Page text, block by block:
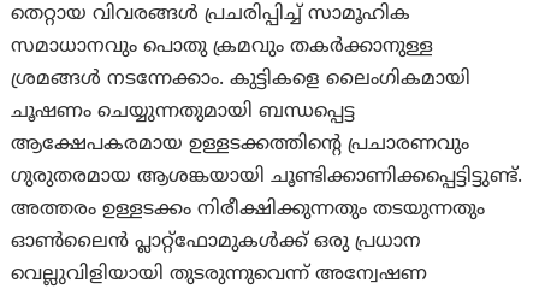
തെറ്റായ വിവരങ്ങൾ പ്രചരിപ്പിച്ച് സാമൂഹിക
സമാധാനവും പൊതു ക്രമവും തകർക്കാനുള്ള
ശ്രമങ്ങൾ നടന്നേക്കാം. കുട്ടികളെ ലൈംഗികമായി
ചൂഷണം ചെയ്യുന്നതുമായി ബന്ധപ്പെട്ട
ആക്ഷേപകരമായ ഉള്ളടക്കത്തിന്റെ പ്രചാരണവും
ഗുരുതരമായ ആശങ്കയായി ചൂണ്ടിക്കാണിക്കപ്പെട്ടിട്ടുണ്ട്.
അത്തരം ഉള്ളടക്കം നിരീക്ഷിക്കുന്നതും തടയുന്നതും
ഓൺലൈൻ പ്ലാറ്റ്‌ഫോമുകൾക്ക് ഒരു പ്രധാന
വെല്ലുവിളിയായി തുടരുന്നുവെന്ന് അന്വേഷണ